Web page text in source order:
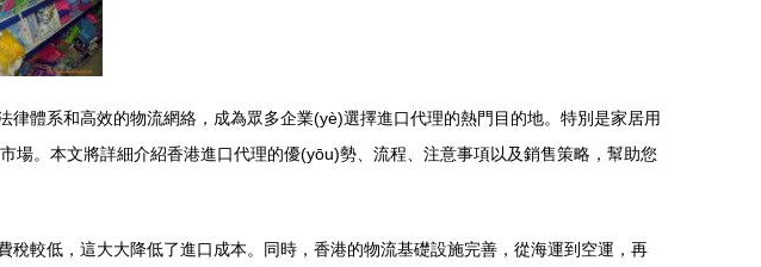
體系和高效的物流網絡，成為眾多企業(yè)選擇進口代理的熱門目的地。特別是家居用
。本文將詳細介紹香港進口代理的優(yōu)勢、流程、注意事項以及銷售策略，幫助您
較低，這大大降低了進口成本。同時，香港的物流基礎設施完善，從海運到空運，再